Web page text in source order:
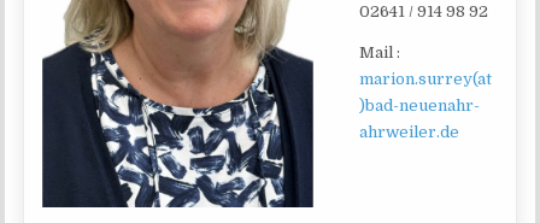
02641 / 914 98 92
Mail :
marion.surrey(at
)bad-neuenahr-
ahrweiler.de